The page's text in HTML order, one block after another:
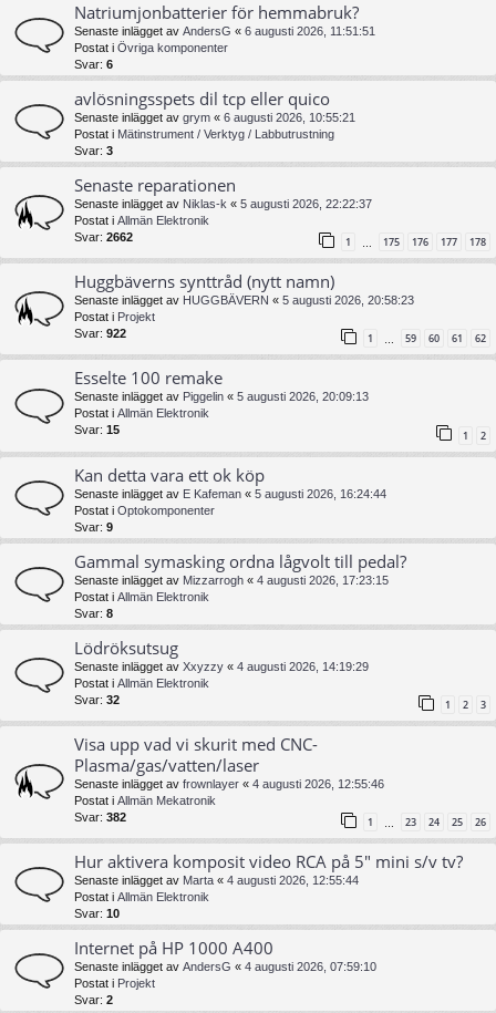
Natriumjonbatterier för hemmabruk?
Senaste inlägget av AndersG « 6 augusti 2026, 11:51:51
Postat i Övriga komponenter
Svar: 6
avlösningsspets dil tcp eller quico
Senaste inlägget av grym « 6 augusti 2026, 10:55:21
Postat i Mätinstrument / Verktyg / Labbutrustning
Svar: 3
Senaste reparationen
Senaste inlägget av Niklas-k « 5 augusti 2026, 22:22:37
Postat i Allmän Elektronik
Svar: 2662 1 … 175 176 177 178
Huggbäverns synttråd (nytt namn)
Senaste inlägget av HUGGBÄVERN « 5 augusti 2026, 20:58:23
Postat i Projekt
Svar: 922 1 … 59 60 61 62
Esselte 100 remake
Senaste inlägget av Piggelin « 5 augusti 2026, 20:09:13
Postat i Allmän Elektronik
Svar: 15 1 2
Kan detta vara ett ok köp
Senaste inlägget av E Kafeman « 5 augusti 2026, 16:24:44
Postat i Optokomponenter
Svar: 9
Gammal symasking ordna lågvolt till pedal?
Senaste inlägget av Mizzarrogh « 4 augusti 2026, 17:23:15
Postat i Allmän Elektronik
Svar: 8
Lödröksutsug
Senaste inlägget av Xxyzzy « 4 augusti 2026, 14:19:29
Postat i Allmän Elektronik
Svar: 32 1 2 3
Visa upp vad vi skurit med CNC-
Plasma/gas/vatten/laser
Senaste inlägget av frownlayer « 4 augusti 2026, 12:55:46
Postat i Allmän Mekatronik
Svar: 382 1 23 24 25 26
Hur aktivera komposit video RCA på 5" mini s/v tv?
Senaste inlägget av Marta « 4 augusti 2026, 12:55:44
Postat i Allmän Elektronik
Svar: 10
Internet på HP 1000 A400
Senaste inlägget av AndersG « 4 augusti 2026, 07:59:10
Postat i Projekt
Svar: 2